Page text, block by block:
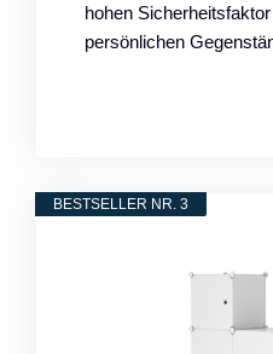
hohen
persönlichen
BESTSELLER NR. 3